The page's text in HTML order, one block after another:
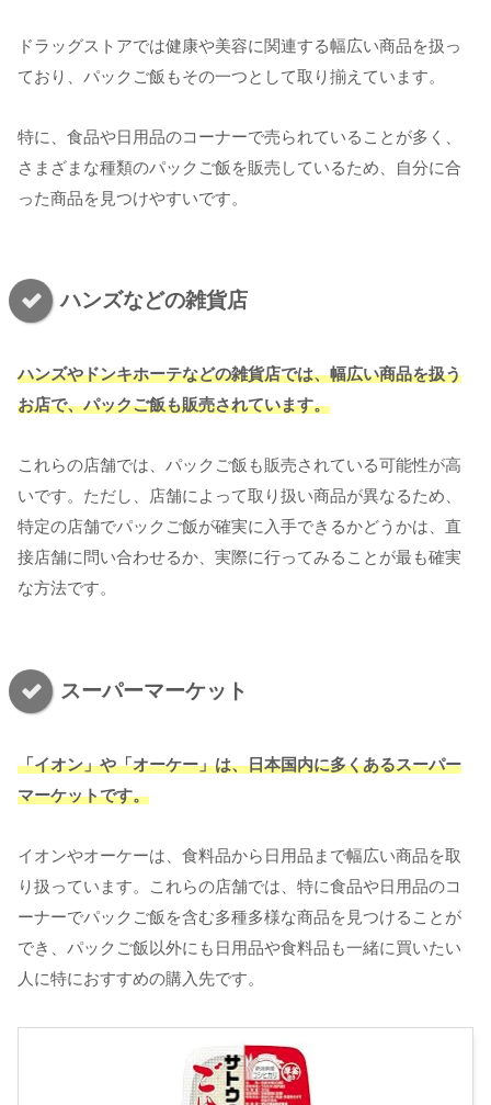
ドラッグストアでは健康や美容に関連する幅広い商品を扱っ
ており、パックご飯もその一つとして取り揃えています。
特に、食品や日用品のコーナーで売られていることが多く、
さまざまな種類のパックご飯を販売しているため、自分に合
った商品を見つけやすいです。
ハンズなどの雑貨店
ハンズやドンキホーテなどの雑貨店では、幅広い商品を扱う
お店で、パックご飯も販売されています。
これらの店舗では、パックご飯も販売されている可能性が高
いです。ただし、店舗によって取り扱い商品が異なるため、
特定の店舗でパックご飯が確実に入手できるかどうかは、直
接店舗に問い合わせるか、実際に行ってみることが最も確実
な方法です。
スーパーマーケット
「イオン」や「オーケー」は、日本国内に多くあるスーパー
マーケットです。
イオンやオーケーは、食料品から日用品まで幅広い商品を取
り扱っています。これらの店舗では、特に食品や日用品のコ
ーナーでパックご飯を含む多種多様な商品を見つけることが
でき、パックご飯以外にも日用品や食料品も一緒に買いたい
人に特におすすめの購入先です。